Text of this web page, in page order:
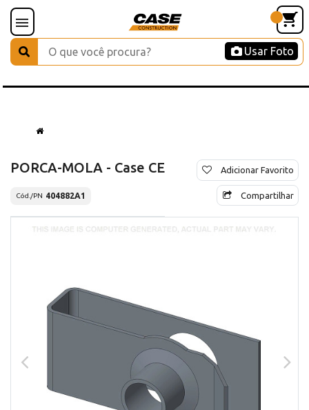
Usar Foto
PORCA-MOLA - Case CE
Cód./PN 404882A1
Adicionar Favorito
Compartilhar